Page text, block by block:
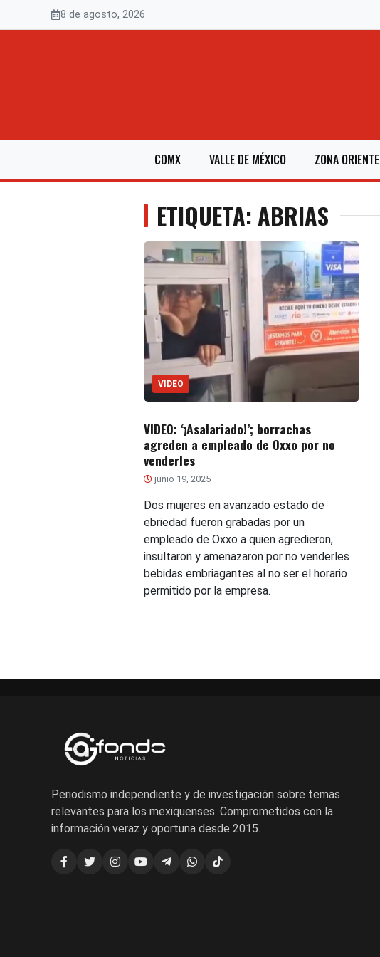
8 de agosto, 2026
CDMX VALLE DE MÉXICO ZONA ORIENTE
ETIQUETA: ABRIAS
VIDEO
VIDEO: ‘¡Asalariado!’; borrachas
agreden a empleado de Oxxo por no
venderles
junio 19, 2025
Dos mujeres en avanzado estado de
ebriedad fueron grabadas por un
empleado de Oxxo a quien agredieron,
insultaron y amenazaron por no venderles
bebidas embriagantes al no ser el horario
permitido por la empresa.
Periodismo independiente y de investigación sobre temas
relevantes para los mexiquenses. Comprometidos con la
información veraz y oportuna desde 2015.